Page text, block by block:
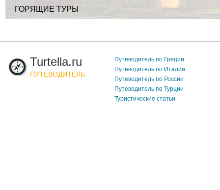
ГОРЯЩИЕ ТУРЫ
Turtella.ru
ПУТЕВОДИТЕЛЬ
Путеводитель по Греции
Путеводитель по Италии
Путеводитель по России
Путеводитель по Турции
Туристические статьи